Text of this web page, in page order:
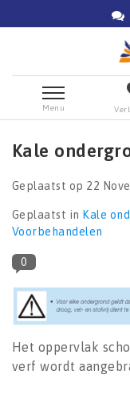
Menu
Kale
Geplaatst op 22
Geplaatst in Kale
Voorbehandelen
0
Het oppervlak
verf wordt